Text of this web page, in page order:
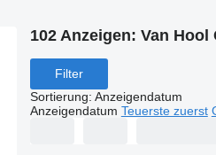
102 Anzeigen: Van Hool
Filter
Sortierung: Anzeigendatum
Anzeigendatum Teuerste zuerst